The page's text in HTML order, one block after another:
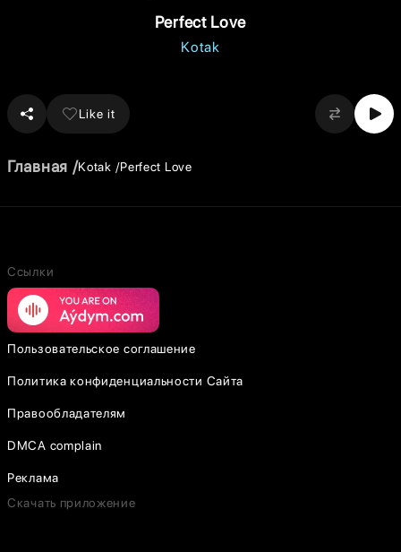
Perfect Love
Kotak
Like it
Главная Kotak Perfect Love
Ссылки
Пользовательское соглашение
Политика конфиденциальности Сайта
Правообладателям
DMCA complain
Реклама
Скачать приложение